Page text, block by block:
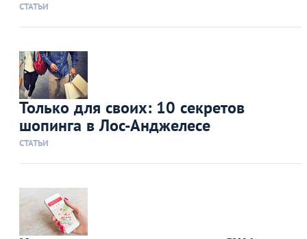
СТАТЬИ
Только для своих: 10 секретов
шопинга в Лос-Анджелесе
СТАТЬИ